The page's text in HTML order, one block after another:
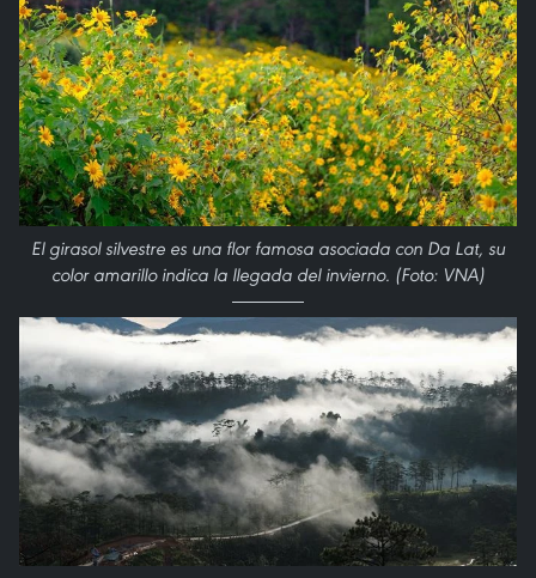
El girasol silvestre es una flor famosa asociada con Da Lat, su
color amarillo indica la llegada del invierno. (Foto: VNA)